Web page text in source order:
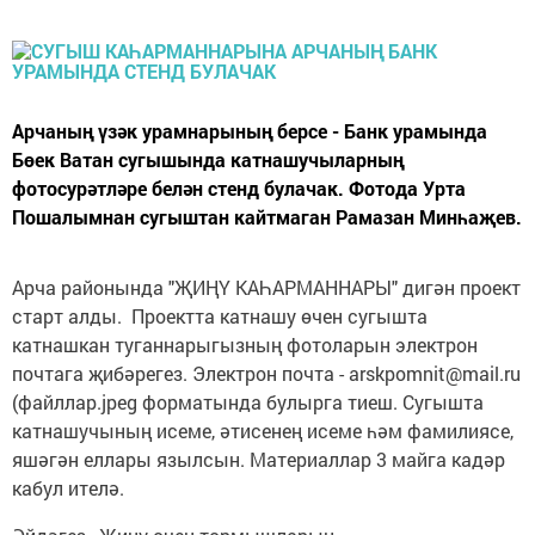
Арчаның үзәк урамнарының берсе - Банк урамында
Бөек Ватан сугышында катнашучыларның
фотосурәтләре белән стенд булачак. Фотода Урта
Пошалымнан сугыштан кайтмаган Рамазан Минһаҗев.
Арча районында "ҖИҢҮ КАҺАРМАННАРЫ" дигән проект
старт алды. Проектта катнашу өчен сугышта
катнашкан туганнарыгызның фотоларын электрон
почтага җибәрегез. Электрон почта - arskpomnit@mail.ru
(файллар.jpeg форматында булырга тиеш. Сугышта
катнашучының исеме, әтисенең исеме һәм фамилиясе,
яшәгән еллары язылсын. Материаллар 3 майга кадәр
кабул ителә.